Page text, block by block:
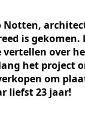
is
over
het project
om
liefst 23 jaar!